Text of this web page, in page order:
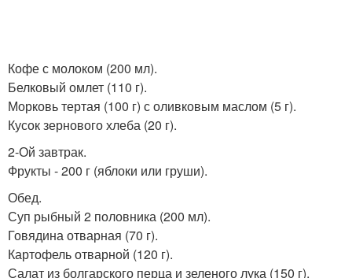
Кофе с молоком (200 мл).
Белковый омлет (110 г).
Морковь тертая (100 г) с оливковым маслом (5 г).
Кусок зернового хлеба (20 г).
2-Ой завтрак.
Фрукты - 200 г (яблоки или груши).
Обед.
Суп рыбный 2 половника (200 мл).
Говядина отварная (70 г).
Картофель отварной (120 г).
Салат из болгарского перца и зеленого лука (150 г).